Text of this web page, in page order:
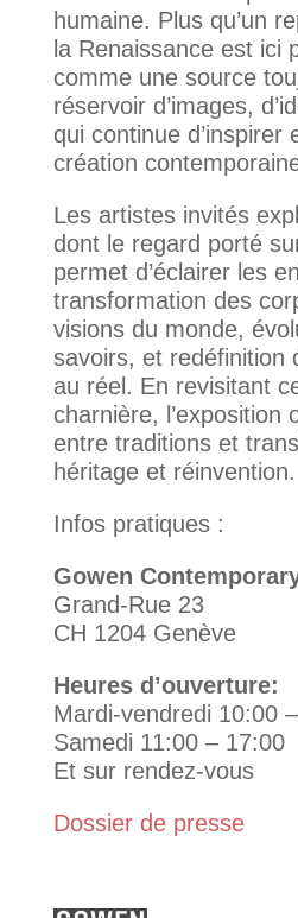
humaine. Plus qu’un
la Renaissance est ici
comme une source
réservoir d’images,
qui continue d’inspirer
création
Les artistes invités
dont le regard porté
permet d’éclairer les
transformation des
visions du monde,
savoirs, et redéfinition
au réel. En revisitant
charnière, l’exposition
entre traditions et
héritage et réinvention.
Infos pratiques :
Gowen
Grand-Rue 23
CH 1204 Genève
Heures d’ouverture:
Mardi-vendredi 10:00
Samedi 11:00 – 17:00
Et sur rendez-vous
Dossier de presse